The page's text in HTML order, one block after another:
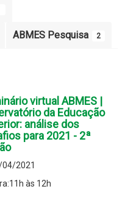
ABMES Pesquisa 2
virtual ABMES |
da Educação
análise dos
para 2021 - 2ª
2021
às 12h